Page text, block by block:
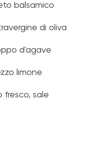
balsamico
di oliva
d'agave
limone
fresco, sale